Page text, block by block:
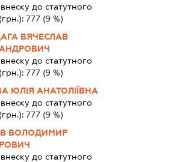
до статутного
777 (9 %)
ВЯЧЕСЛАВ
до статутного
777 (9 %)
ЮЛІЯ АНАТОЛІЇВНА
до статутного
777 (9 %)
ВОЛОДИМИР
до статутного